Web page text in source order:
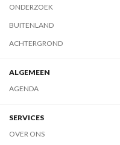
ONDERZOEK
BUITENLAND
ACHTERGROND
ALGEMEEN
AGENDA
SERVICES
OVER ONS